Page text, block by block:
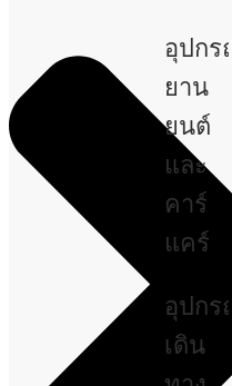
อุปกรณ์
ยาน
ยนต์
และ
คาร์
แคร์
อุปกรณ์
เดิน